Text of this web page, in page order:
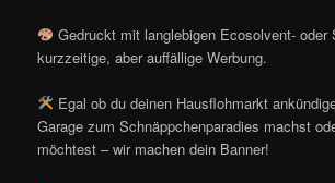
Gedruckt mit langlebigen Ecosolvent- oder
kurzzeitige, aber auffällige Werbung.
Egal ob du deinen Hausflohmarkt
Garage zum Schnäppchenparadies machst
möchtest – wir machen dein Banner!